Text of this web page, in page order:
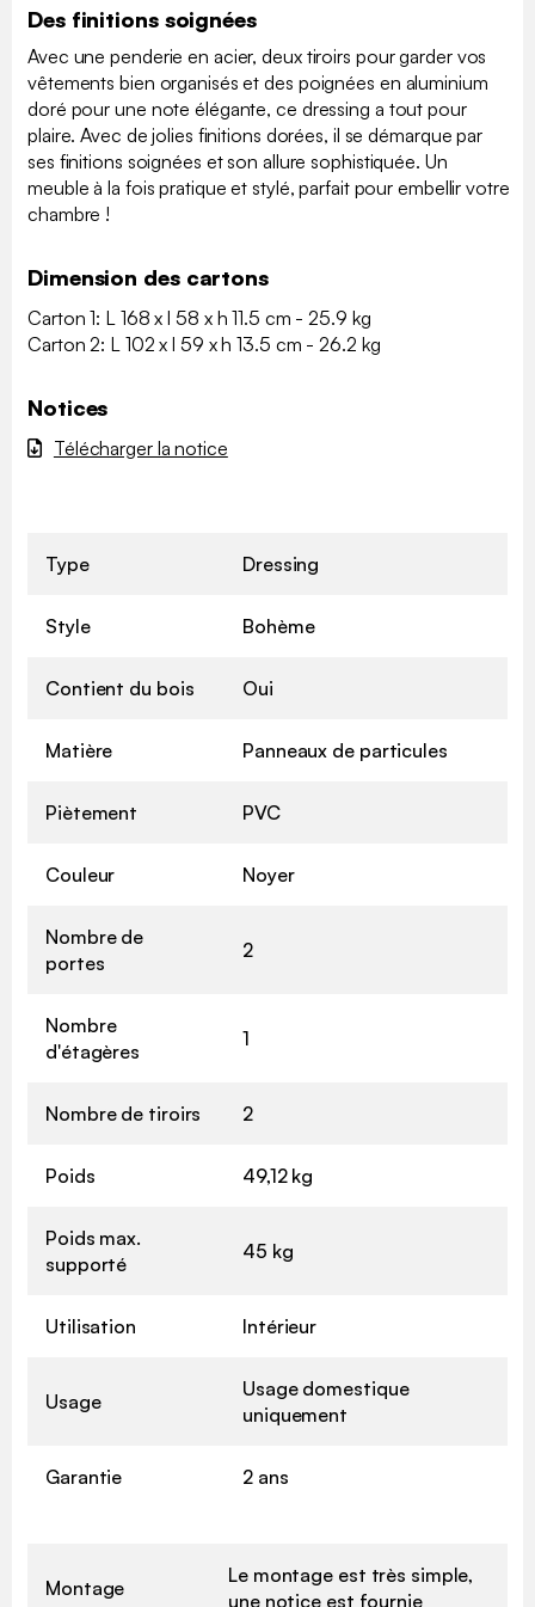
Des finitions soignées
Avec une penderie en acier, deux tiroirs pour garder vos
vêtements bien organisés et des poignées en aluminium
doré pour une note élégante, ce dressing a tout pour
plaire. Avec de jolies finitions dorées, il se démarque par
ses finitions soignées et son allure sophistiquée. Un
meuble à la fois pratique et stylé, parfait pour embellir votre
chambre !
Dimension des cartons
Carton 1: L 168 x l 58 x h 11.5 cm - 25.9 kg
Carton 2: L 102 x l 59 x h 13.5 cm - 26.2 kg
Notices
Télécharger la notice
Type Dressing
Style Bohème
Contient du bois Oui
Matière Panneaux de particules
Piètement PVC
Couleur Noyer
Nombre de
portes
2
Nombre
d'étagères
1
Nombre de tiroirs 2
Poids 49,12 kg
Poids max.
supporté
45 kg
Utilisation Intérieur
Usage
Usage domestique
uniquement
Garantie 2 ans
Montage
Le montage est très simple,
une notice est fournie